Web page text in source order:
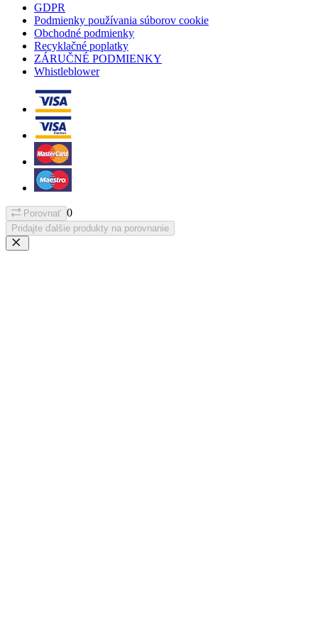
GDPR
Podmienky používania súborov cookie
Obchodné podmienky
Recyklačné poplatky
ZÁRUČNÉ PODMIENKY
Whistleblower
Porovnať 0
Pridajte ďalšie produkty na porovnanie